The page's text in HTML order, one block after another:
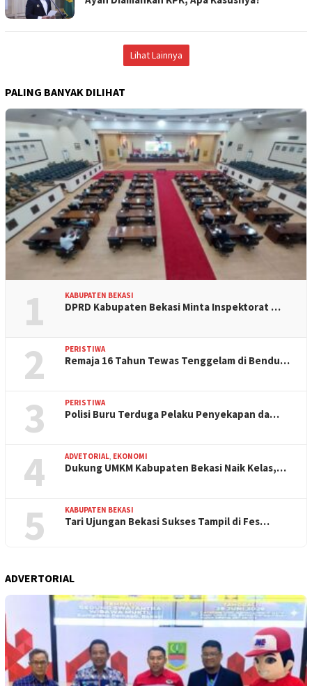
Lihat Lainnya
PALING BANYAK DILIHAT
1 KABUPATEN BEKASI
DPRD Kabupaten Bekasi Minta Inspektorat …
2 PERISTIWA
Remaja 16 Tahun Tewas Tenggelam di Bendu…
3 PERISTIWA
Polisi Buru Terduga Pelaku Penyekapan da…
4 ADVETORIAL, EKONOMI
Dukung UMKM Kabupaten Bekasi Naik Kelas,…
5 KABUPATEN BEKASI
Tari Ujungan Bekasi Sukses Tampil di Fes…
ADVERTORIAL